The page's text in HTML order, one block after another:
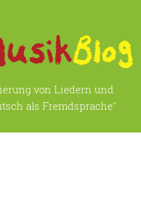
von Liedern und
als Fremdsprache"